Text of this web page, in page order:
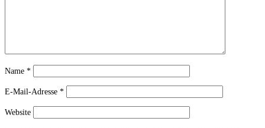
Name *
E-Mail-Adresse *
Website